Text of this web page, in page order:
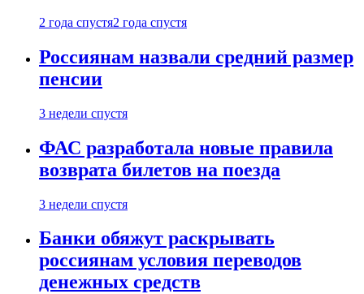
2 года спустя2 года спустя
Россиянам назвали средний размер
пенсии
3 недели спустя
ФАС разработала новые правила
возврата билетов на поезда
3 недели спустя
Банки обяжут раскрывать
россиянам условия переводов
денежных средств